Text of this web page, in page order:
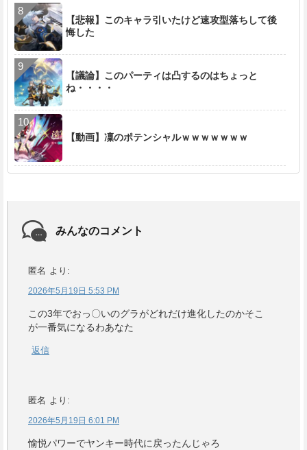
【悲報】このキャラ引いたけど速攻型落ちして後
悔した
【議論】このパーティは凸するのはちょっと
ね・・・・
【動画】凜のポテンシャルｗｗｗｗｗｗｗ
みんなのコメント
匿名 より:
2026年5月19日 5:53 PM
この3年でおっ〇いのグラがどれだけ進化したのかそこ
が一番気になるわあなた
返信
匿名 より:
2026年5月19日 6:01 PM
愉悦パワーでヤンキー時代に戻ったんじゃろ